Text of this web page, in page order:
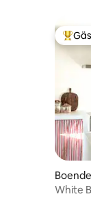
Boende
White